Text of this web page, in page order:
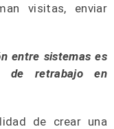
visitas, enviar
entre sistemas es
de retrabajo en
de crear una